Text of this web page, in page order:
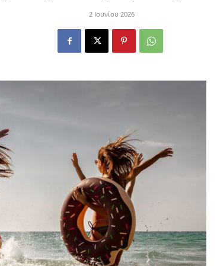
2 Ιουνίου 2026